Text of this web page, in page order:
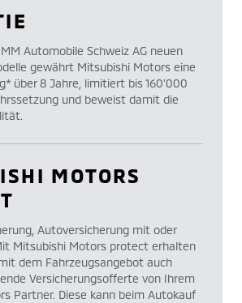
Automobile Schweiz AG neuen
gewährt Mitsubishi Motors eine
über 8 Jahre, limitiert bis 160’000
und beweist damit die
MOTORS
Autoversicherung mit oder
Mitsubishi Motors protect erhalten
dem Fahrzeugsangebot auch
Versicherungsofferte von Ihrem
Partner. Diese kann beim Autokauf